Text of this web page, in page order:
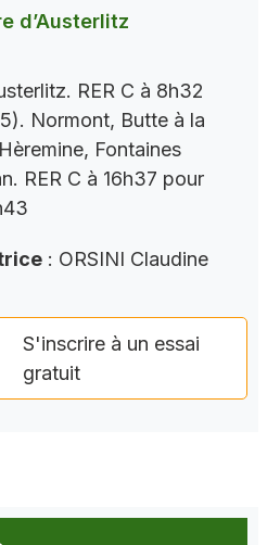
d’Austerlitz
RER C à 8h32
Normont, Butte à la
Fontaines
RER C à 16h37 pour
: ORSINI Claudine
S'inscrire à un essai
gratuit